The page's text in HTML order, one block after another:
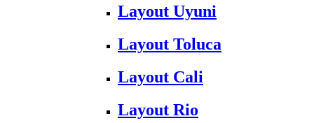
Layout Uyuni
Layout Toluca
Layout Cali
Layout Rio